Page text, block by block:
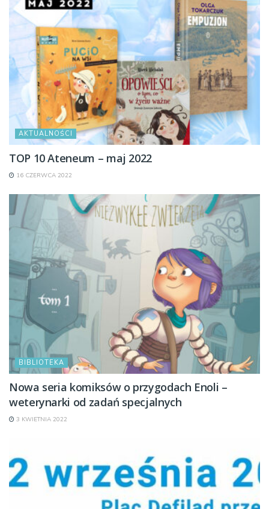
AKTUALNOŚCI
TOP 10 Ateneum – maj 2022
16 CZERWCA 2022
BIBLIOTEKA
Nowa seria komiksów o przygodach Enoli –
weterynarki od zadań specjalnych
3 KWIETNIA 2022